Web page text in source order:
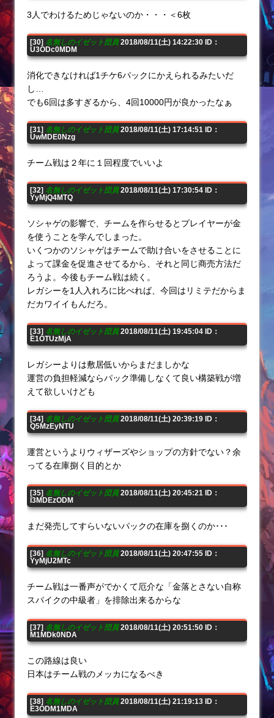
3人でわけるためじゃないのか・・・＜6枚
[30] 名無しのイゼット団員2018/08/11(土) 14:22:30 ID：
U3ODc0MDM
消化できなければ1チケ6パックにかえられるみたいだ
し…
でも6回は多すぎるから、4回10000円が良かったなぁ
[31] 名無しのイゼット団員2018/08/11(土) 17:14:51 ID：
UwMDE0Nzg
チーム戦は２年に１回程度でいいよ
[32] 名無しのイゼット団員2018/08/11(土) 17:30:54 ID：
YyMjQ4MTQ
ソシャゲの影響で、チームを作らせるとプレイヤーが金
を使うことを学んでしまった。
いくつかのソシャゲはチームで助け合いをさせることに
よって課金を促進させてるから、それと同じ商売方法だ
ろうよ。今後もチーム戦は続く。
レガシーを1人入れろに比べれば、今回はリミテだからま
だカワイイもんだろ。
[33] 名無しのイゼット団員2018/08/11(土) 19:45:04 ID：
E1OTUzMjA
レガシーよりは敷居低いからまだましかな
運営の負担軽減ならパック準備しなくて良い構築戦が増
えて欲しいけども
[34] 名無しのイゼット団員2018/08/11(土) 20:39:19 ID：
Q5MzEyNTU
運営というよりウィザーズやショップの方針でない？余
ってる在庫捌く目的とか
[35] 名無しのイゼット団員2018/08/11(土) 20:45:21 ID：
I3MDEzODM
まだ発売してすらいないパックの在庫を捌くのか･･･
[36] 名無しのイゼット団員2018/08/11(土) 20:47:55 ID：
YyMjU2MTc
チーム戦は一番声がでかくて厄介な「金落とさない自称
スパイクの中級者」を排除出来るからな
[37] 名無しのイゼット団員2018/08/11(土) 20:51:50 ID：
M1MDk0NDA
この路線は良い
日本はチーム戦のメッカになるべき
[38] 名無しのイゼット団員2018/08/11(土) 21:19:13 ID：
E3ODM1MDA